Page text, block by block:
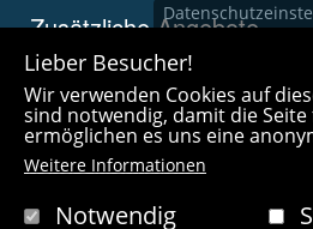
Zusätzliche Angebote
Imagefilme und mehr
360° x 360° Fotografie
Lieber Besucher!
Wir verwenden Cookies auf
sind notwendig, damit die
ermöglichen es uns eine
Weitere Informationen
Notwendig